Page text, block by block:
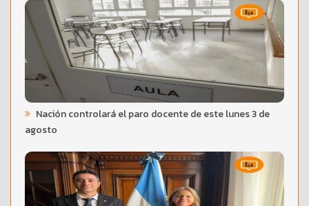
Nación controlará el paro docente de este lunes 3 de
agosto